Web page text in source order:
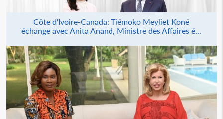
Côte d'Ivoire-Canada: Tiémoko Meyliet Koné
échange avec Anita Anand, Ministre des Affaires é...